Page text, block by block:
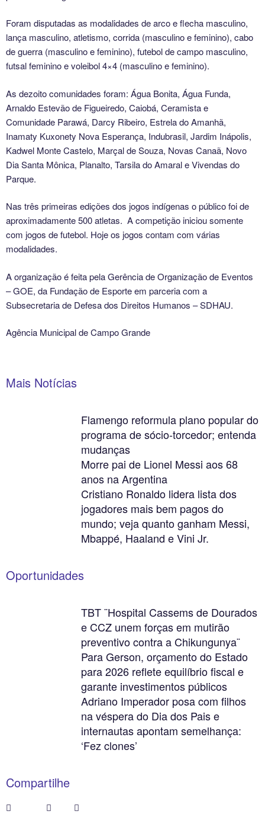
Foram disputadas as modalidades de arco e flecha masculino,
lança masculino, atletismo, corrida (masculino e feminino), cabo
de guerra (masculino e feminino), futebol de campo masculino,
futsal feminino e voleibol 4×4 (masculino e feminino).
As dezoito comunidades foram: Água Bonita, Água Funda,
Arnaldo Estevão de Figueiredo, Caiobá, Ceramista e
Comunidade Parawá, Darcy Ribeiro, Estrela do Amanhã,
Inamaty Kuxonety Nova Esperança, Indubrasil, Jardim Inápolis,
Kadwel Monte Castelo, Marçal de Souza, Novas Canaã, Novo
Dia Santa Mônica, Planalto, Tarsila do Amaral e Vivendas do
Parque.
Nas três primeiras edições dos jogos indígenas o público foi de
aproximadamente 500 atletas. A competição iniciou somente
com jogos de futebol. Hoje os jogos contam com várias
modalidades.
A organização é feita pela Gerência de Organização de Eventos
– GOE, da Fundação de Esporte em parceria com a
Subsecretaria de Defesa dos Direitos Humanos – SDHAU.
Agência Municipal de Campo Grande
Mais Notícias
Flamengo reformula plano popular do
programa de sócio-torcedor; entenda
mudanças
Morre pai de Lionel Messi aos 68
anos na Argentina
Cristiano Ronaldo lidera lista dos
jogadores mais bem pagos do
mundo; veja quanto ganham Messi,
Mbappé, Haaland e Vini Jr.
Oportunidades
TBT ¨Hospital Cassems de Dourados
e CCZ unem forças em mutirão
preventivo contra a Chikungunya¨
Para Gerson, orçamento do Estado
para 2026 reflete equilíbrio fiscal e
garante investimentos públicos
Adriano Imperador posa com filhos
na véspera do Dia dos Pais e
internautas apontam semelhança:
‘Fez clones’
Compartilhe